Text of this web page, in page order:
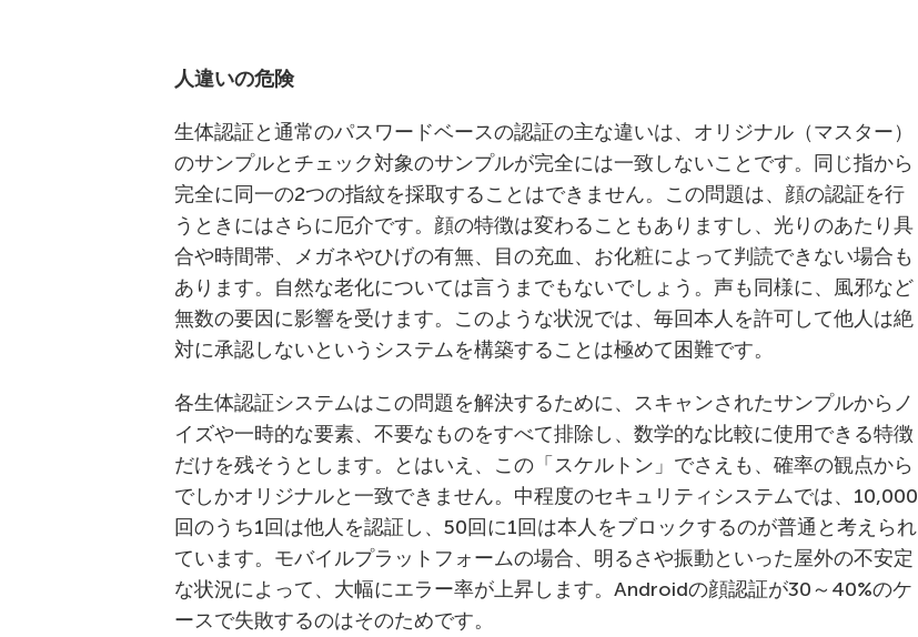
人違いの危険
生体認証と通常のパスワードベースの認証の主な違いは、オリジナル（マスター）
のサンプルとチェック対象のサンプルが完全には一致しないことです。同じ指から
完全に同一の2つの指紋を採取することはできません。この問題は、顔の認証を行
うときにはさらに厄介です。顔の特徴は変わることもありますし、光りのあたり具
合や時間帯、メガネやひげの有無、目の充血、お化粧によって判読できない場合も
あります。自然な老化については言うまでもないでしょう。声も同様に、風邪など
無数の要因に影響を受けます。このような状況では、毎回本人を許可して他人は絶
対に承認しないというシステムを構築することは極めて困難です。
各生体認証システムはこの問題を解決するために、スキャンされたサンプルからノ
イズや一時的な要素、不要なものをすべて排除し、数学的な比較に使用できる特徴
だけを残そうとします。とはいえ、この「スケルトン」でさえも、確率の観点から
でしかオリジナルと一致できません。中程度のセキュリティシステムでは、10,000
回のうち1回は他人を認証し、50回に1回は本人をブロックするのが普通と考えられ
ています。モバイルプラットフォームの場合、明るさや振動といった屋外の不安定
な状況によって、大幅にエラー率が上昇します。Androidの顔認証が30～40%のケ
ースで失敗するのはそのためです。